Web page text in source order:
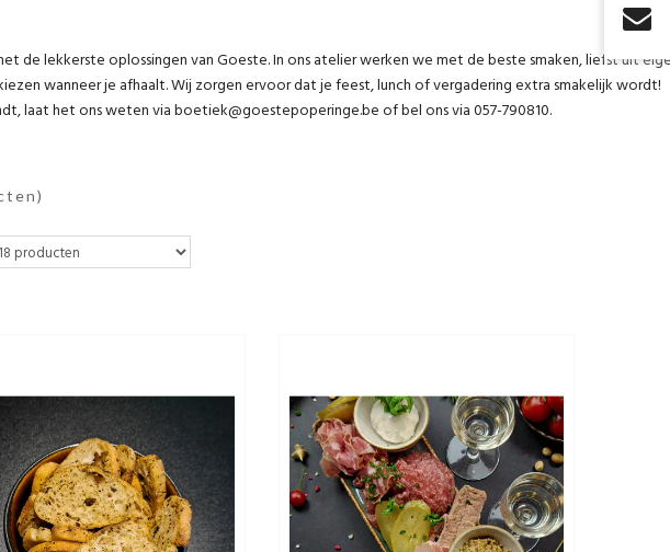
de lekkerste oplossingen van Goeste. In ons atelier werken we met de beste smaken, liefst uit
wanneer je afhaalt. Wij zorgen ervoor dat je feest, lunch of vergadering extra smakelijk wordt!
laat het ons weten via boetiek@goestepoperinge.be of bel ons via 057-790810.